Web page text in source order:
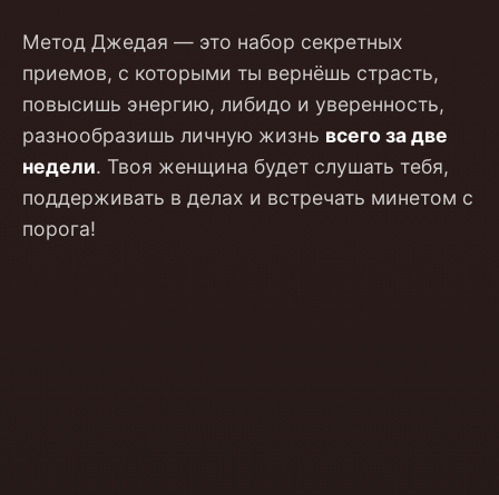
Метод Джедая — это набор секретных
приемов, с которыми ты вернёшь страсть,
повысишь энергию, либидо и уверенность,
разнообразишь личную жизнь всего за две
недели. Твоя женщина будет слушать тебя,
поддерживать в делах и встречать минетом с
порога!